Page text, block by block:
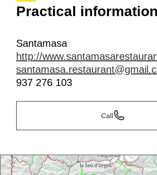
Practical information
Santamasa
http://
937 276 103
Call